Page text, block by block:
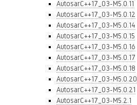
AutosarC++17_03-M5.0.11
AutosarC++17_03-M5.0.12
AutosarC++17_03-M5.0.14
AutosarC++17_03-M5.0.15
AutosarC++17_03-M5.0.16
AutosarC++17_03-M5.0.17
AutosarC++17_03-M5.0.18
AutosarC++17_03-M5.0.20
AutosarC++17_03-M5.0.21
AutosarC++17_03-M5.2.1